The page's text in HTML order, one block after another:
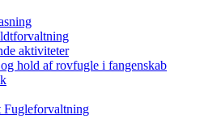
aktiviteter
hold af rovfugle i fangenskab
Fugleforvaltning